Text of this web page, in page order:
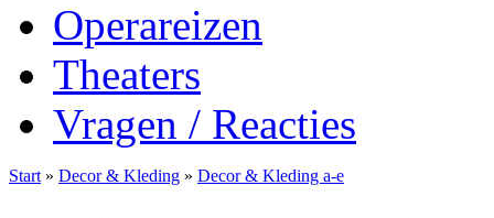
Operareizen
Theaters
Vragen / Reacties
Start » Decor & Kleding » Decor & Kleding a-e